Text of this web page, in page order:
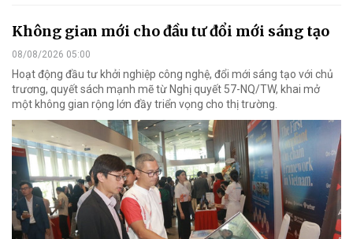
Không gian mới cho đầu tư đổi mới sáng tạo
08/08/2026 05:00
Hoạt động đầu tư khởi nghiệp công nghệ, đổi mới sáng tạo với chủ
trương, quyết sách mạnh mẽ từ Nghị quyết 57-NQ/TW, khai mở
một không gian rộng lớn đầy triển vọng cho thị trường.